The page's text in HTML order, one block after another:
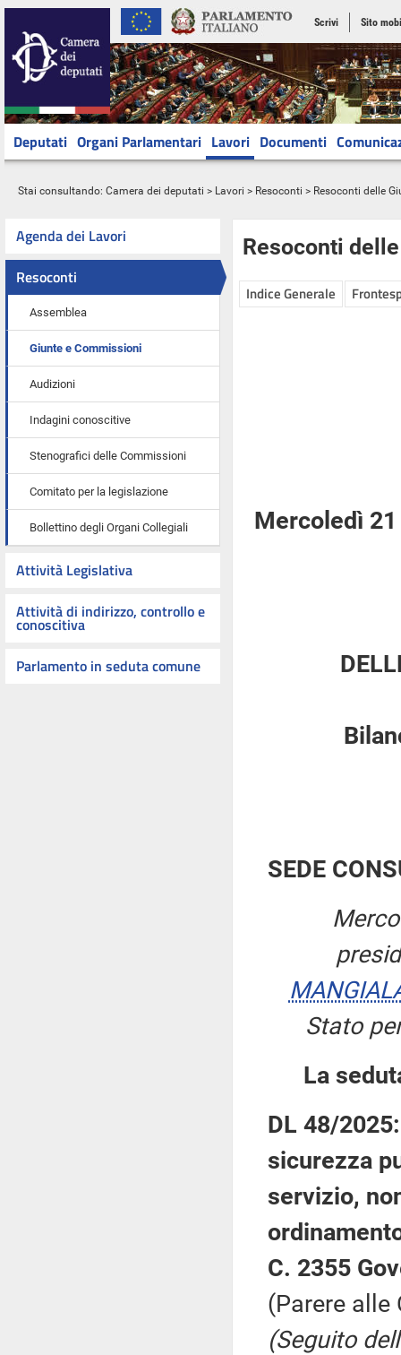
Scrivi Sito
Deputati Organi Parlamentari Lavori Documenti
Stai consultando: Camera dei deputati > Lavori > Resoconti > Resoconti delle
Agenda dei Lavori
Resoconti
Assemblea
Giunte e Commissioni
Audizioni
Indagini conoscitive
Stenografici delle Commissioni
Comitato per la legislazione
Bollettino degli Organi Collegiali
Attività Legislativa
Attività di indirizzo, controllo e
conoscitiva
Parlamento in seduta comune
Resoconti
Indice Generale
Mercoledì
SEDE
Stato
La
DL 48/
sicurezza
servizio,
C. 2355
(Parere alle
(Seguito